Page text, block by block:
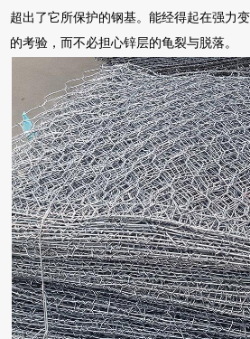
超出了它所保护的钢基。能经得起在强力
的考验，而不必担心锌层的龟裂与脱落。